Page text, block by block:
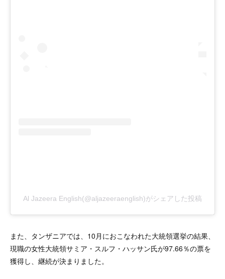
Al Jazeera English(@aljazeeraenglish)がシェアした投稿
また、タンザニアでは、10月におこなわれた大統領選挙の結果、
現職の女性大統領サミア・スルフ・ハッサン氏が97.66％の票を
獲得し、継続が決まりました。